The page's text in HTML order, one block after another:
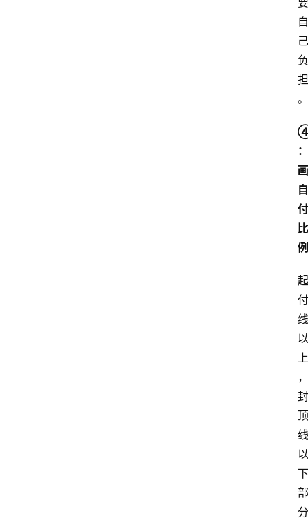
自
己
负
担
。
：
画
自
付
比
例
起
付
线
以
上
，
封
顶
线
以
下
部
分